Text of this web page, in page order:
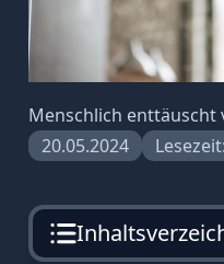
Menschlich enttäuscht
20.05.2024